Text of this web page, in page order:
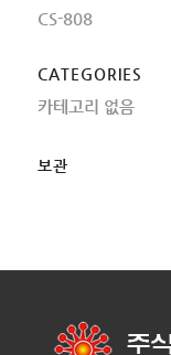
CS-808
CATEGORIES
카테고리 없음
보관